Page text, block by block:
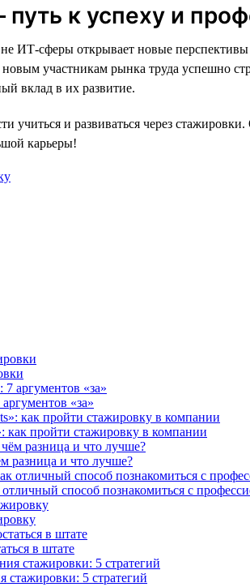
к успеху и
ИТ-сферы открывает новые
новым участникам рынка труда успешно
вклад в их развитие.
учиться и развиваться через
карьеры!
«за»
как пройти стажировку в компании
разница и что лучше?
способ познакомиться с
в штате
стажировки: 5 стратегий